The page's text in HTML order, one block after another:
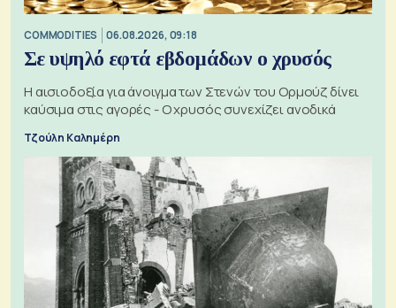
COMMODITIES 06.08.2026, 09:18
Σε υψηλό εφτά εβδομάδων ο χρυσός
Η αισιοδοξία για άνοιγμα των Στενών του Ορμούζ δίνει
καύσιμα στις αγορές - Ο χρυσός συνεχίζει ανοδικά
Τζούλη Καλημέρη